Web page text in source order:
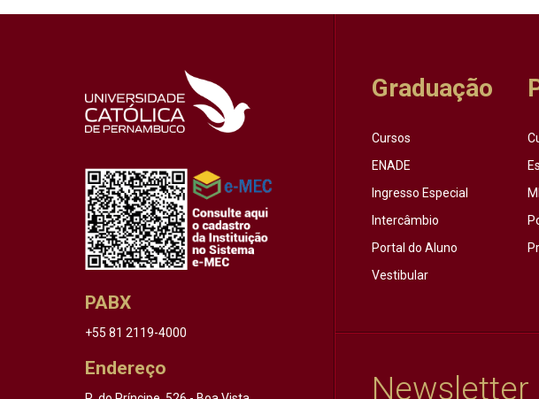
PABX
+55 81 2119-4000
Endereço
Graduação
Cursos
ENADE
Ingresso Especial
Intercâmbio
Portal do Aluno
Vestibular
Newsletter